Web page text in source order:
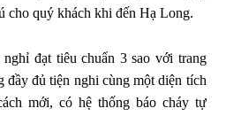
cho quý khách khi đến Hạ Long.
đạt tiêu chuẩn 3 sao với trang
đầy đủ tiện nghi cùng một diện tích
mới, có hệ thống báo cháy tự